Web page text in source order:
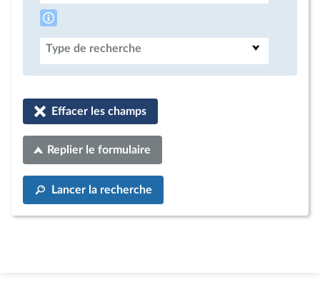
Type de recherche
Effacer les champs
Replier le formulaire
Lancer la recherche